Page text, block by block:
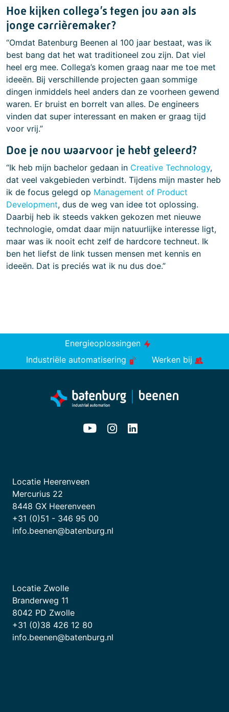
Hoe kijken collega’s tegen jou aan als
jonge carrièremaker?
“Omdat Batenburg Beenen al 100 jaar bestaat, was ik
best bang dat het wat traditioneel zou zijn. Dat viel
heel erg mee. Collega’s komen graag naar me toe met
ideeën. Bij verschillende projecten gaan sommige
dingen inmiddels heel anders dan ze voorheen gewend
waren. Er bruist en borrelt van alles. De engineers
vinden dat super interessant en maken er graag tijd
voor vrij.”
Doe je nou waarvoor je hebt geleerd?
“Ik heb mijn bachelor gedaan in Creative Technology,
dat veel vakgebieden verbindt. Tijdens mijn master heb
ik de focus gelegd op Management of Product
Development, dus de weg van idee tot oplossing.
Daarbij heb ik steeds vakken gekozen met nieuwe
technologie, omdat daar mijn natuurlijke interesse ligt,
maar was ik nooit echt zelf de hardcore techneut. Ik
ben het liefst de link tussen mensen met kennis en
ideeën. Dat is preciés wat ik nu dus doe.”
Energieoplossingen
Industriële automatisering
Werken bij
Locatie Heerenveen
Mercurius 22
8448 GX Heerenveen
+31 (0)51 - 346 95 00
info.beenen@batenburg.nl
Locatie Zwolle
Branderweg 11
8042 PD Zwolle
+31 (0)38 426 12 80
info.beenen@batenburg.nl